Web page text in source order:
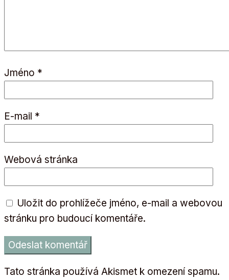
Jméno *
E-mail *
Webová stránka
Uložit do prohlížeče jméno, e-mail a webovou
stránku pro budoucí komentáře.
Tato stránka používá Akismet k omezení spamu.